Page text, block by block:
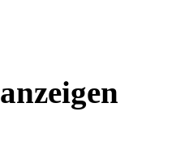
anzeigen